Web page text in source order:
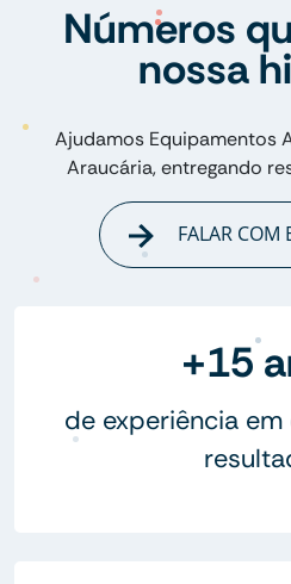
Números
nossa
Ajudamos Equipamentos
Araucária, entregando
FALAR COM
+15
de experiência